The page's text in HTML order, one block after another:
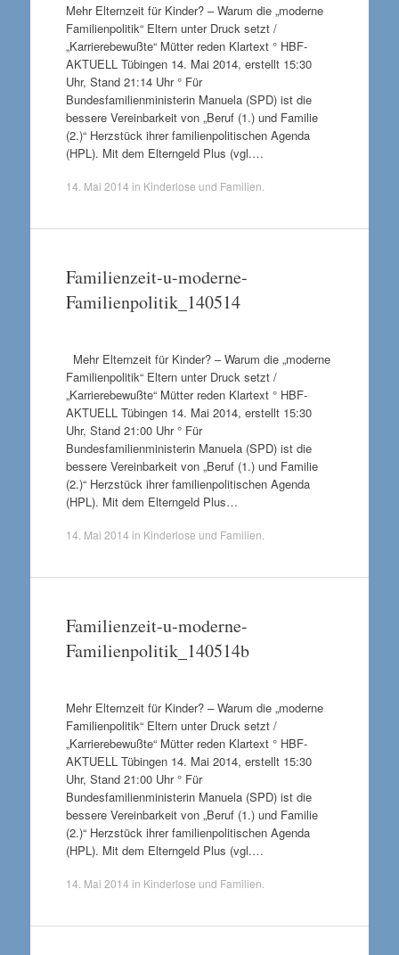
Mehr Elternzeit für Kinder? – Warum die „moderne
Familienpolitik“ Eltern unter Druck setzt /
„Karrierebewußte“ Mütter reden Klartext ° HBF-
AKTUELL Tübingen 14. Mai 2014, erstellt 15:30
Uhr, Stand 21:14 Uhr ° Für
Bundesfamilienministerin Manuela (SPD) ist die
bessere Vereinbarkeit von „Beruf (1.) und Familie
(2.)“ Herzstück ihrer familienpolitischen Agenda
(HPL). Mit dem Elterngeld Plus (vgl.…
14. Mai 2014 in Kinderlose und Familien
Familienzeit-u-moderne-
Familienpolitik_140514
Mehr Elternzeit für Kinder? – Warum die „moderne
Familienpolitik“ Eltern unter Druck setzt /
„Karrierebewußte“ Mütter reden Klartext ° HBF-
AKTUELL Tübingen 14. Mai 2014, erstellt 15:30
Uhr, Stand 21:00 Uhr ° Für
Bundesfamilienministerin Manuela (SPD) ist die
bessere Vereinbarkeit von „Beruf (1.) und Familie
(2.)“ Herzstück ihrer familienpolitischen Agenda
(HPL). Mit dem Elterngeld Plus…
14. Mai 2014 in Kinderlose und Familien
Familienzeit-u-moderne-
Familienpolitik_140514b
Mehr Elternzeit für Kinder? – Warum die „moderne
Familienpolitik“ Eltern unter Druck setzt /
„Karrierebewußte“ Mütter reden Klartext ° HBF-
AKTUELL Tübingen 14. Mai 2014, erstellt 15:30
Uhr, Stand 21:00 Uhr ° Für
Bundesfamilienministerin Manuela (SPD) ist die
bessere Vereinbarkeit von „Beruf (1.) und Familie
(2.)“ Herzstück ihrer familienpolitischen Agenda
(HPL). Mit dem Elterngeld Plus (vgl.…
14. Mai 2014 in Kinderlose und Familien